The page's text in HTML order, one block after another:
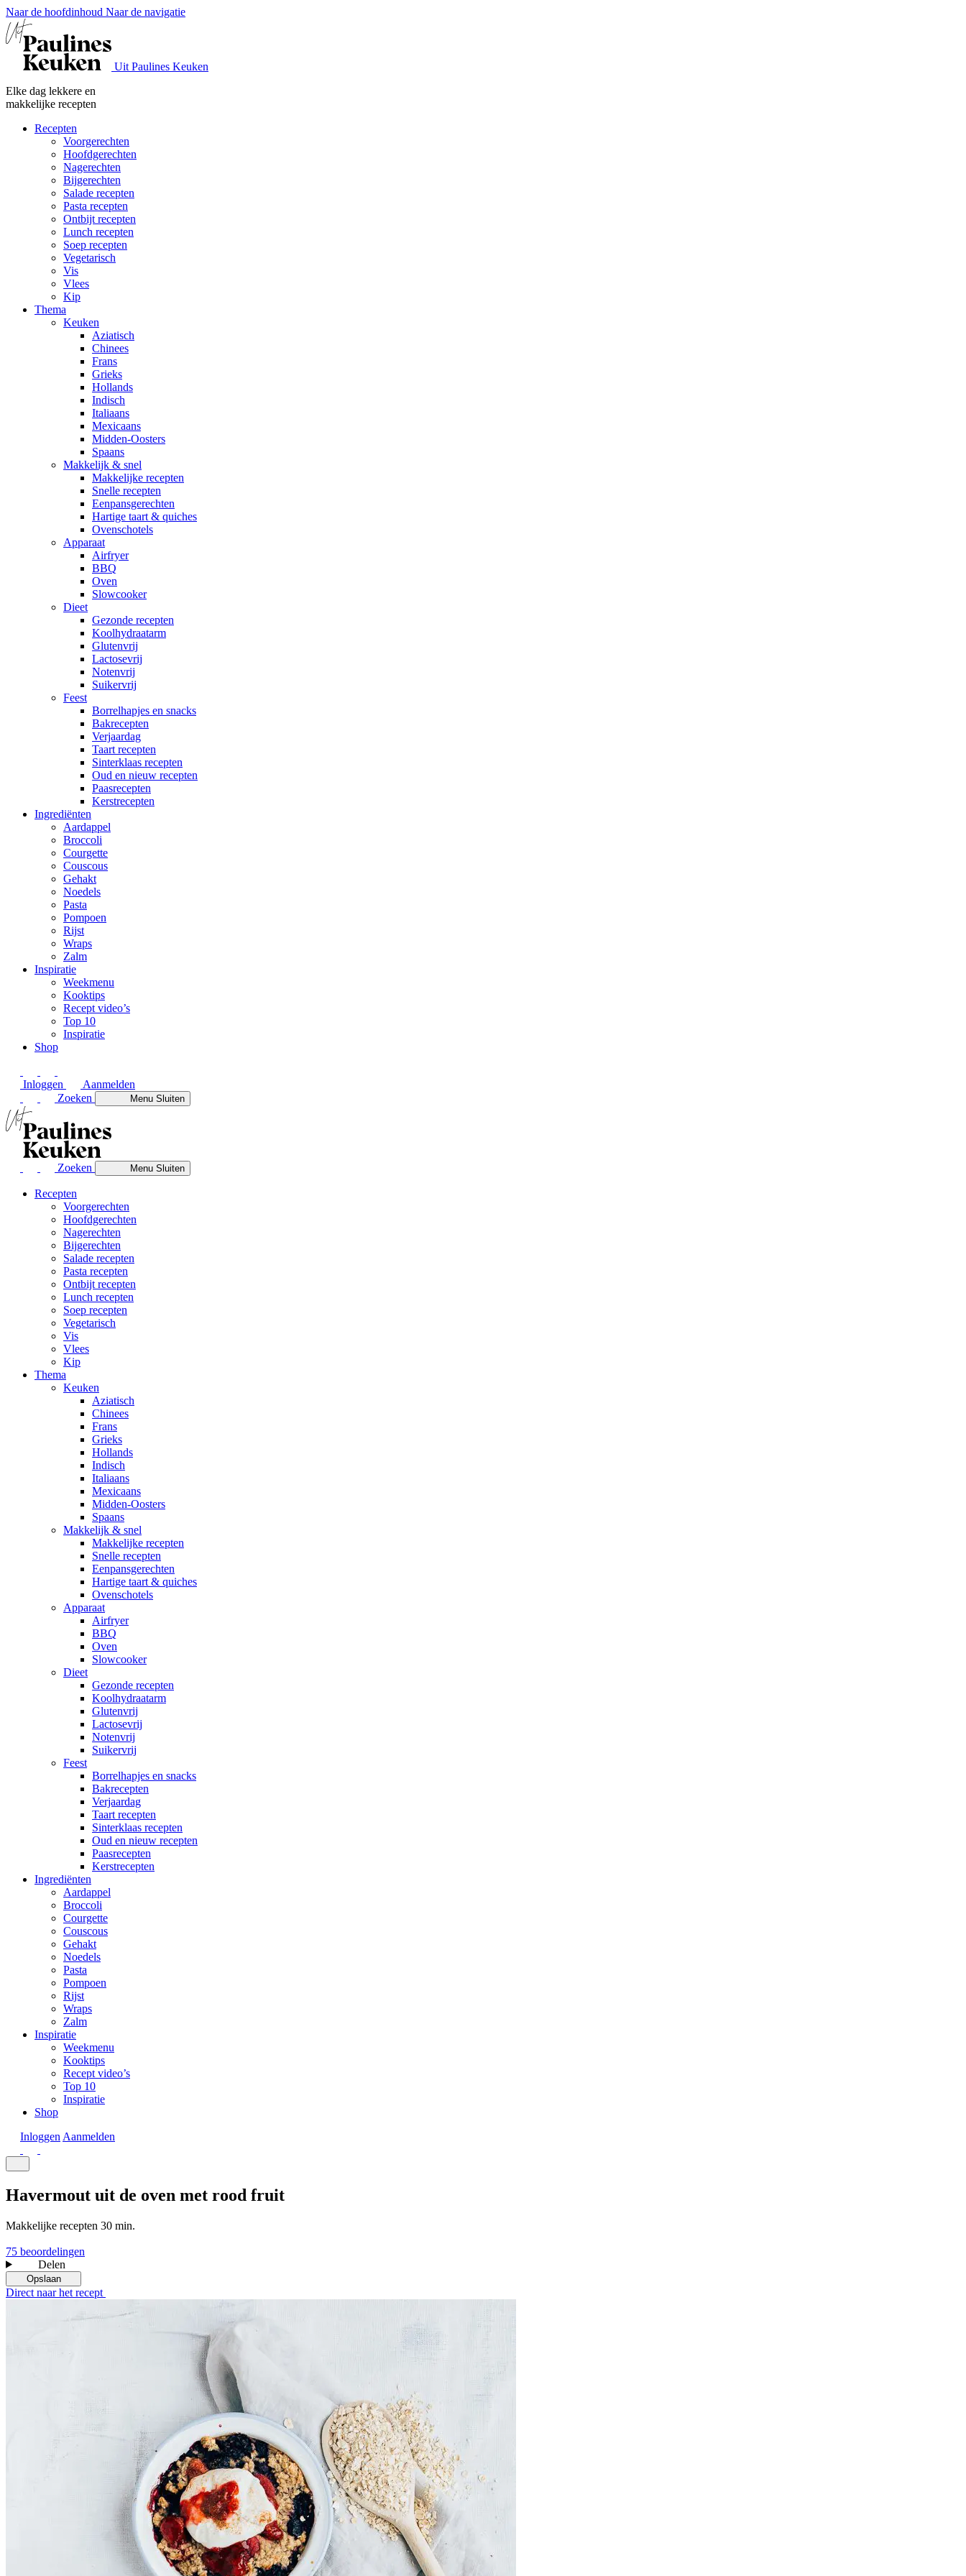
Naar de hoofdinhoud Naar de navigatie
Uit Paulines Keuken
Elke dag lekkere en
makkelijke recepten
Recepten
Voorgerechten
Hoofdgerechten
Nagerechten
Bijgerechten
Salade recepten
Pasta recepten
Ontbijt recepten
Lunch recepten
Soep recepten
Vegetarisch
Vis
Vlees
Kip
Thema
Keuken
Aziatisch
Chinees
Frans
Grieks
Hollands
Indisch
Italiaans
Mexicaans
Midden-Oosters
Spaans
Makkelijk & snel
Makkelijke recepten
Snelle recepten
Eenpansgerechten
Hartige taart & quiches
Ovenschotels
Apparaat
Airfryer
BBQ
Oven
Slowcooker
Dieet
Gezonde recepten
Koolhydraatarm
Glutenvrij
Lactosevrij
Notenvrij
Suikervrij
Feest
Borrelhapjes en snacks
Bakrecepten
Verjaardag
Taart recepten
Sinterklaas recepten
Oud en nieuw recepten
Paasrecepten
Kerstrecepten
Ingrediënten
Aardappel
Broccoli
Courgette
Couscous
Gehakt
Noedels
Pasta
Pompoen
Rijst
Wraps
Zalm
Inspiratie
Weekmenu
Kooktips
Recept video’s
Top 10
Inspiratie
Shop
Inloggen
Aanmelden
Zoeken
MenuSluiten
Zoeken MenuSluiten
Recepten
Voorgerechten
Hoofdgerechten
Nagerechten
Bijgerechten
Salade recepten
Pasta recepten
Ontbijt recepten
Lunch recepten
Soep recepten
Vegetarisch
Vis
Vlees
Kip
Thema
Keuken
Aziatisch
Chinees
Frans
Grieks
Hollands
Indisch
Italiaans
Mexicaans
Midden-Oosters
Spaans
Makkelijk & snel
Makkelijke recepten
Snelle recepten
Eenpansgerechten
Hartige taart & quiches
Ovenschotels
Apparaat
Airfryer
BBQ
Oven
Slowcooker
Dieet
Gezonde recepten
Koolhydraatarm
Glutenvrij
Lactosevrij
Notenvrij
Suikervrij
Feest
Borrelhapjes en snacks
Bakrecepten
Verjaardag
Taart recepten
Sinterklaas recepten
Oud en nieuw recepten
Paasrecepten
Kerstrecepten
Ingrediënten
Aardappel
Broccoli
Courgette
Couscous
Gehakt
Noedels
Pasta
Pompoen
Rijst
Wraps
Zalm
Inspiratie
Weekmenu
Kooktips
Recept video’s
Top 10
Inspiratie
Shop
Inloggen Aanmelden
Havermout uit de oven met rood fruit
Makkelijke recepten 30 min.
75 beoordelingen
Delen
Opslaan
Direct naar het recept